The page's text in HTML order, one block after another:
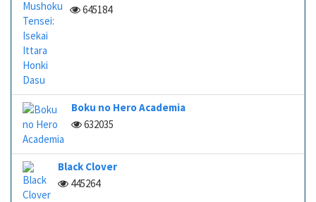
645184
Boku no Hero Academia
632035
Black Clover
445264